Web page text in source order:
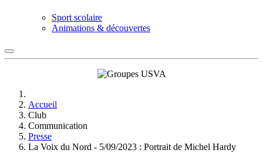
Sport scolaire
Animations & découvertes
Accueil
Club
Communication
Presse
La Voix du Nord - 5/09/2023 : Portrait de Michel Hardy